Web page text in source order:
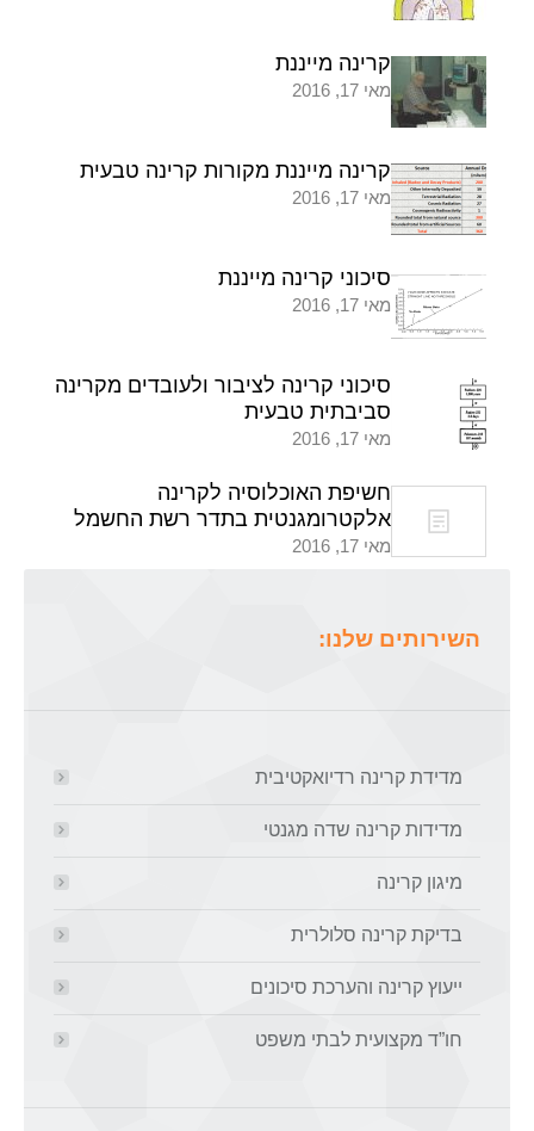
קרינה מייננת
מאי 17, 2016
קרינה מייננת מקורות קרינה טבעית
מאי 17, 2016
סיכוני קרינה מייננת
מאי 17, 2016
סיכוני קרינה לציבור ולעובדים מקרינה
סביבתית טבעית
מאי 17, 2016
חשיפת האוכלוסיה לקרינה
אלקטרומגנטית בתדר רשת החשמל
מאי 17, 2016
השירותים שלנו:
מדידת קרינה רדיואקטיבית
מדידות קרינה שדה מגנטי
מיגון קרינה
בדיקת קרינה סלולרית
ייעוץ קרינה והערכת סיכונים
חו”ד מקצועית לבתי משפט